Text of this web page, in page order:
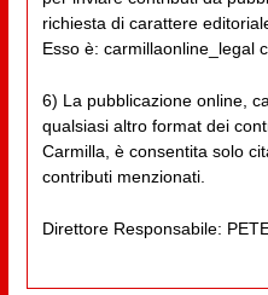
richiesta di carattere
Esso è: carmillaonline_legal
6) La pubblicazione online,
qualsiasi altro format dei
Carmilla, è consentita solo
contributi menzionati.
Direttore Responsabile: